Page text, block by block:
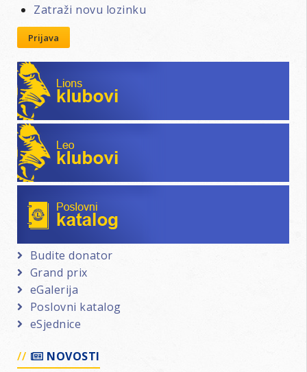
Zatraži novu lozinku
Prijava
Lions klubovi
Leo klubovi
Budite donator
Grand prix
eGalerija
Poslovni katalog
eSjednice
NOVOSTI